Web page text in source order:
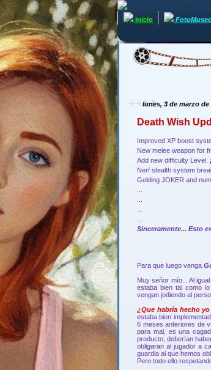
Inicio
lunes, 3 de marzo de
Death Wish
Improved XP boost
New melee weapon for
Add new difficulty Level.
Nerf stealth system
Gelding JOKER and
...
...
...
...
Sinceramente... Esto
Para que luego venga
Muy señor mío... Al
estaba bien tal como
vengan jodiendo al
¿Que habría hecho
estaba bien
6 meses anteriores de
para mal, es una
producto, deberían
obligaran al jugador a
guardia al que hemos
Pero todo ello